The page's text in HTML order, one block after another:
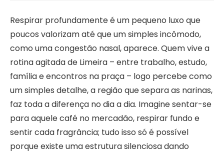
Respirar profundamente é um pequeno luxo que
poucos valorizam até que um simples incômodo,
como uma congestão nasal, aparece. Quem vive a
rotina agitada de Limeira – entre trabalho, estudo,
família e encontros na praça – logo percebe como
um simples detalhe, a região que separa as narinas,
faz toda a diferença no dia a dia. Imagine sentar-se
para aquele café no mercadão, respirar fundo e
sentir cada fragrância; tudo isso só é possível
porque existe uma estrutura silenciosa dando